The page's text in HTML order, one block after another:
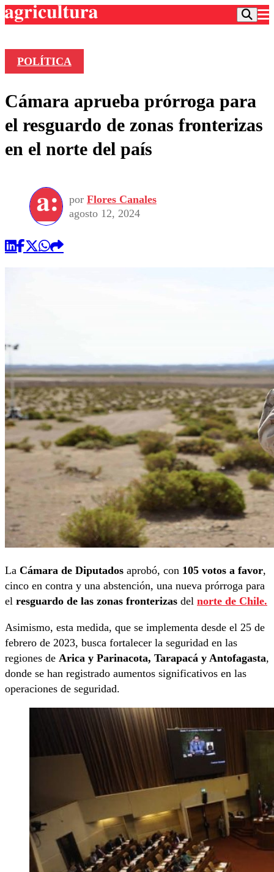
Frecuencias
Agricultura TV
Deportes
Colo Colo
Seleccion Chilena
Torneo Internacional
Entretención
Economía
Internacional
Publicaciones en medios
Opinión
POLÍTICA
Cámara aprueba prórroga para
el resguardo de zonas fronterizas
en el norte del país
por Flores Canales
agosto 12, 2024
La Cámara de Diputados aprobó, con 105 votos a favor,
cinco en contra y una abstención, una nueva prórroga para
el resguardo de las zonas fronterizas del norte de Chile.
Asimismo, esta medida, que se implementa desde el 25 de
febrero de 2023, busca fortalecer la seguridad en las
regiones de Arica y Parinacota, Tarapacá y Antofagasta,
donde se han registrado aumentos significativos en las
operaciones de seguridad.